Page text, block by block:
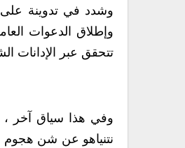
وشدد في تدوينة
وإطلاق الدعوات
تتحقق عبر الإدانات
وفي هذا سياق آخر ،
نتنياهو عن شن هجوم